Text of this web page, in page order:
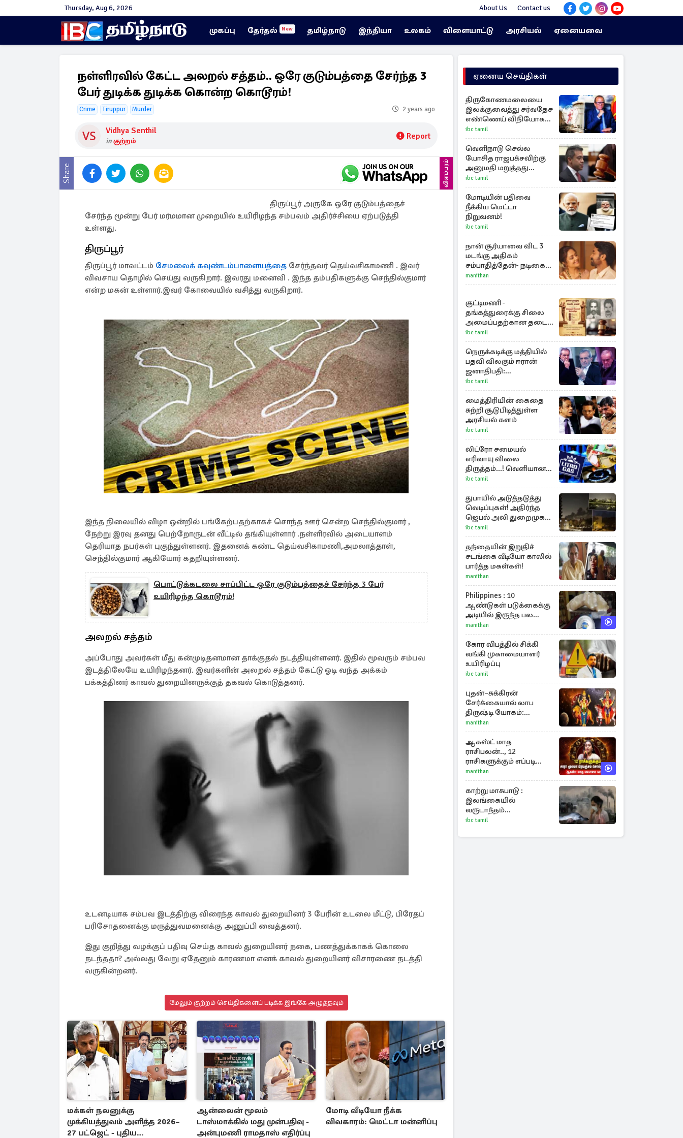
Thursday, Aug 6, 2026 About Us Contact us
முகப்பு தேர்தல் New தமிழ்நாடு இந்தியா உலகம் விளையாட்டு அரசியல் ஏனையவை
நள்ளிரவில் கேட்ட அலறல் சத்தம்.. ஒரே குடும்பத்தை சேர்ந்த 3
பேர் துடிக்க துடிக்க கொன்ற கொடூரம்!
Crime Tiruppur Murder 2 years ago
Vidhya Senthil
inகுற்றம் Report
Share விளம்பரம்
திருப்பூர் அருகே ஒரே குடும்பத்தைச்
சேர்ந்த மூன்று பேர் மர்மமான முறையில் உயிரிழந்த சம்பவம் அதிர்ச்சியை ஏற்படுத்தி
உள்ளது.
திருப்பூர்
திருப்பூர் மாவட்டம் சேமலைக் கவுண்டம்பாளையத்தை சேர்ந்தவர் தெய்வசிகாமணி . இவர்
விவசாய தொழில் செய்து வருகிறார். இவரது மனைவி . இந்த தம்பதிகளுக்கு செந்தில்குமார்
என்ற மகன் உள்ளார்.இவர் கோவையில் வசித்து வருகிறார்.
இந்த நிலையில் விழா ஒன்றில் பங்கேற்பதற்காகச் சொந்த ஊர் சென்ற செந்தில்குமார் ,
நேற்று இரவு தனது பெற்றோருடன் வீட்டில் தங்கியுள்ளார் .நள்ளிரவில் அடையாளம்
தெரியாத நபர்கள் புகுந்துள்ளனர். இதனைக் கண்ட தெய்வசிகாமணி,அமலாத்தாள்,
செந்தில்குமார் ஆகியோர் கதறியுள்ளனர்.
பொட்டுக்கடலை சாப்பிட்ட ஒரே குடும்பத்தைச் சேர்ந்த 3 பேர்
உயிரிழந்த கொடூரம்!
அலறல் சத்தம்
அப்போது அவர்கள் மீது கன்முடிதனமான தாக்குதல் நடத்தியுள்ளனர். இதில் மூவரும் சம்பவ
இடத்திலேயே உயிரிழந்தனர். இவர்களின் அலறல் சத்தம் கேட்டு ஓடி வந்த அக்கம்
பக்கத்தினர் காவல் துறையினருக்குத் தகவல் கொடுத்தனர்.
உடனடியாக சம்பவ இடத்திற்கு விரைந்த காவல் துறையினர் 3 பேரின் உடலை மீட்டு, பிரேதப்
பரிசோதனைக்கு மருத்துவமனைக்கு அனுப்பி வைத்தனர்.
இது குறித்து வழக்குப் பதிவு செய்த காவல் துறையினர் நகை, பணத்துக்காகக் கொலை
நடந்ததா? அல்லது வேறு ஏதேனும் காரணமா எனக் காவல் துறையினர் விசாரணை நடத்தி
வருகின்றனர்.
மேலும் குற்றம் செய்திகளைப் படிக்க இங்கே அழுத்தவும்
மக்கள் நலனுக்கு
முக்கியத்துவம் அளித்த 2026–
27 பட்ஜெட் - புதிய
ஆன்லைன் மூலம்
டாஸ்மாக்கில் மது முன்பதிவு -
அன்புமணி ராமதாஸ் எதிர்ப்பு
மோடி வீடியோ நீக்க
விவகாரம்: மெட்டா மன்னிப்பு
ஏனைய செய்திகள்
திருகோணமலையை
இலக்குவைத்து சர்வதேச
எண்ணெய் விநியோகத்
திட்டம்!
ibc tamil
வெளிநாடு செல்ல
யோசித ராஜபக்சவிற்கு
அனுமதி மறுத்தது
நீதிமன்றம்
ibc tamil
மோடியின் பதிவை
நீக்கிய மெட்டா
நிறுவனம்!
ibc tamil
நான் சூர்யாவை விட 3
மடங்கு அதிகம்
சம்பாதித்தேன்- நடிகை
ஜோதிகா
manithan
குட்டிமணி -
தங்கத்துரைக்கு சிலை
அமைப்பதற்கான தடை
நீக்கம்!
ibc tamil
நெருக்கடிக்கு மத்தியில்
பதவி விலகும் ஈரான்
ஜனாதிபதி:
வெளியானது
சர்ச்சையின் உண்மை
நிலை
ibc tamil
மைத்திரியின் கைதை
சுற்றி சூடுபிடித்துள்ள
அரசியல் களம்
ibc tamil
லிட்ரோ சமையல்
எரிவாயு விலை
திருத்தம்...! வெளியான
அறிவிப்பு
ibc tamil
துபாயில் அடுத்தடுத்து
வெடிப்புகள்! அதிர்ந்த
ஜெபல் அலி துறைமுகம்
அருகே
ibc tamil
தந்தையின் இறுதிச்
சடங்கை வீடியோ காலில்
பார்த்த மகள்கள்!
manithan
Philippines : 10
ஆண்டுகள் படுக்கைக்கு
அடியில் இருந்த பல
கோடி மதிப்புள்ள அரிய
முத்து!
manithan
கோர விபத்தில் சிக்கி
வங்கி முகாமையாளர்
உயிரிழப்பு
ibc tamil
புதன்–சுக்கிரன்
சேர்க்கையால் லாப
திருஷ்டி யோகம்:
அதிர்ஷ்டம் பெறும் டாப் 3
ராசிகள்!
manithan
ஆகஸ்ட் மாத
ராசிபலன்.., 12
ராசிகளுக்கும் எப்படி
இருக்கும்?
manithan
காற்று மாசுபாடு :
இலங்கையில்
வருடாந்தம்
பறிபோகும்7000 மனித
ibc tamil